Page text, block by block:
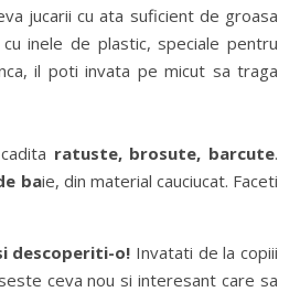
jucarii cu ata suficient de groasa
inele de plastic, speciale pentru
il poti invata pe micut sa traga
ratuste, brosute, barcute.
baie, din material cauciucat. Faceti
descoperiti-o! Invatati de la copiii
ceva nou si interesant care sa